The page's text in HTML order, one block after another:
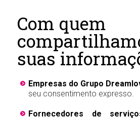
Com quem
suas
Empresas do Grupo
seu consentimento expresso.
Fornecedores de